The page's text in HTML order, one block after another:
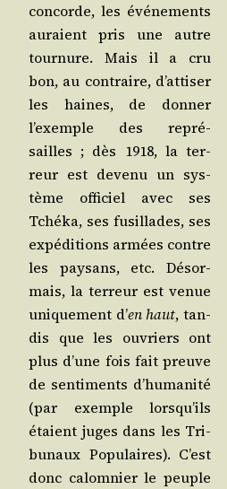
concorde, les évé­ne­ments
auraient pris une autre
tour­nure. Mais il a cru
bon, au contraire, d’at­ti­ser
les haines, de don­ner
l’exemple des repré­
sailles ; dès 1918, la ter­
reur est deve­nu un sys­
tème offi­ciel avec ses
Tché­ka, ses fusillades, ses
expé­di­tions armées contre
les pay­sans, etc. Désor­
mais, la ter­reur est venue
uni­que­ment d’en haut, tan­
dis que les ouvriers ont
plus d’une fois fait preuve
de sen­ti­ments d’hu­ma­ni­té
(par exemple lors­qu’ils
étaient juges dans les Tri­
bu­naux Popu­laires). C’est
donc calom­nier le peuple